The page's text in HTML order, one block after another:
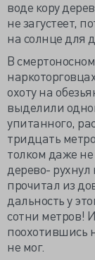
воде кору
не загустеет,
на солнце для
В
охоту на
выделили
упитанного,
тридцать
толком даже
дерево-
прочитал из
дальность у
сотни метров!
поохотившись
не мог.